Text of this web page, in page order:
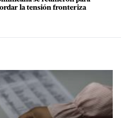
la tensión fronteriza